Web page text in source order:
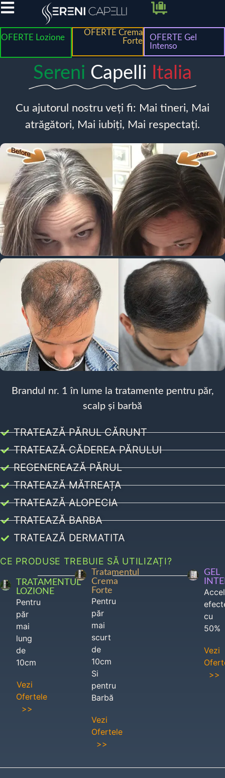
OFERTE Lozione
OFERTE Crema
Forte
OFERTE Gel
Intenso
Sereni Capelli Italia
Cu ajutorul nostru veți fi: Mai tineri, Mai
atrăgători, Mai iubiți, Mai respectați.
Brandul nr. 1 în lume la tratamente pentru păr,
scalp și barbă
TRATEAZĂ PĂRUL CĂRUNT
TRATEAZĂ CĂDEREA PĂRULUI
REGENEREAZĂ PĂRUL
TRATEAZĂ MĂTREAȚA
TRATEAZĂ ALOPECIA
TRATEAZĂ BARBA
TRATEAZĂ DERMATITA
CE PRODUSE TREBUIE SĂ UTILIZAȚI?
TRATAMENTUL
LOZIONE
Pentru
păr
mai
lung
de
10cm
Vezi
Ofertele
>>
Tratamentul
Crema
Forte
Pentru
păr
mai
scurt
de
10cm
Si
pentru
Barbă
Vezi
Ofertele
>>
GEL
cu
50%
Vezi
>>